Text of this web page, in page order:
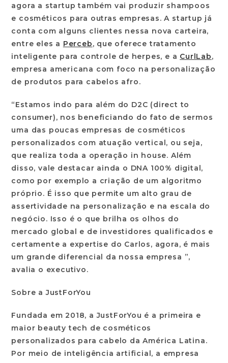
agora a startup também vai produzir shampoos
e cosméticos para outras empresas. A startup já
conta com alguns clientes nessa nova carteira,
entre eles a Perceb, que oferece tratamento
inteligente para controle de herpes, e a CurlLab,
empresa americana com foco na personalização
de produtos para cabelos afro.
“Estamos indo para além do D2C (direct to
consumer), nos beneficiando do fato de sermos
uma das poucas empresas de cosméticos
personalizados com atuação vertical, ou seja,
que realiza toda a operação in house. Além
disso, vale destacar ainda o DNA 100% digital,
como por exemplo a criação de um algoritmo
próprio. É isso que permite um alto grau de
assertividade na personalização e na escala do
negócio. Isso é o que brilha os olhos do
mercado global e de investidores qualificados e
certamente a expertise do Carlos, agora, é mais
um grande diferencial da nossa empresa ”,
avalia o executivo.
Sobre a JustForYou
Fundada em 2018, a JustForYou é a primeira e
maior beauty tech de cosméticos
personalizados para cabelo da América Latina.
Por meio de inteligência artificial, a empresa